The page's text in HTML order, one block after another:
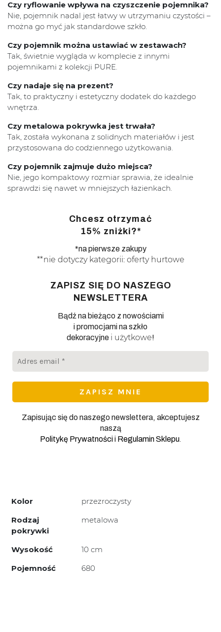
Czy ryflowanie wpływa na czyszczenie pojemnika?
Nie, pojemnik nadal jest łatwy w utrzymaniu czystości –
można go myć jak standardowe szkło.
Czy pojemnik można ustawiać w zestawach?
Tak, świetnie wygląda w komplecie z innymi
pojemnikami z kolekcji PURE.
Czy nadaje się na prezent?
Tak, to praktyczny i estetyczny dodatek do każdego
wnętrza.
Czy metalowa pokrywka jest trwała?
Tak, została wykonana z solidnych materiałów i jest
przystosowana do codziennego użytkowania.
Czy pojemnik zajmuje dużo miejsca?
Nie, jego kompaktowy rozmiar sprawia, że idealnie
sprawdzi się nawet w mniejszych łazienkach.
Chcesz otrzymać
15% zniżki?*
*na pierwsze zakupy
**nie dotyczy kategorii: oferty hurtowe
ZAPISZ SIĘ DO NASZEGO
NEWSLETTERA
Bądź na bieżąco z nowościami
i promocjami na szkło
dekoracyjne i użytkowe!
Zapisując się do naszego newslettera, akceptujesz
naszą
Politykę Prywatnościi Regulamin Sklepu
Kolor
przezroczysty
Rodzaj
pokrywki
metalowa
Wysokość
10 cm
Pojemność
680